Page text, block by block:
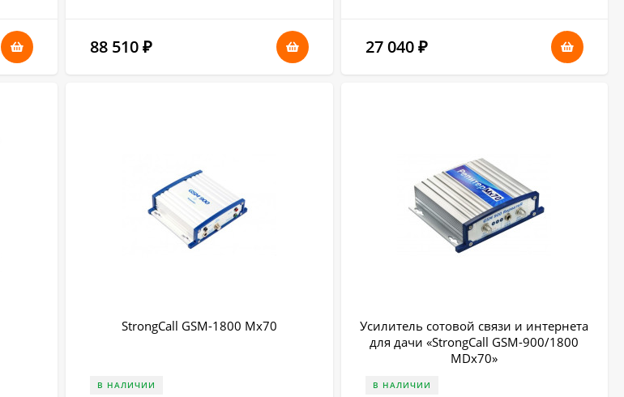
88 510₽ 27 040 ₽
StrongCall GSM-1800 Мх70
В НАЛИЧИИ
Усилитель сотовой связи и интернета
для дачи «StrongCall GSM-900/1800
MDx70»
В НАЛИЧИИ